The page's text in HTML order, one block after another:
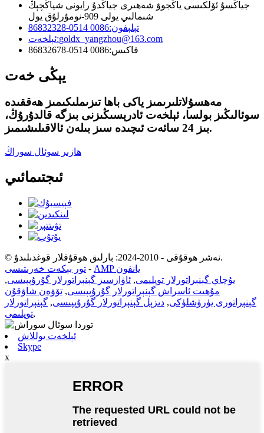
جياڭسۇ ئۆلكىسى ياڭجوۋ شەھىرى جياڭدۇ رايونى شياڭچېڭ
شىمالىي يولى 909-نومۇرلۇق يول
تېلېفون:0086 0514-86832328
ئېلخەت:goldx_yangzhou@163.com
فاكىس:0086 0514-86832678
يېڭى خەت
مەھسۇلاتلىرىمىز ياكى باھا تىزىملىكىمىز ھەققىدە
سوئالىڭىز بولسا، ئېلخەت ئادرېسىڭىزنى بىزگە قالدۇرۇڭ،
بىز 24 سائەت ئىچىدە سىز بىلەن ئالاقىلىشىمىز.
ھازىر سوئال سوراڭ
ئىجتىمائىي
© نەشر ھوقۇقى - 2010-2024: بارلىق ھوقۇقلار قوغدىلىدۇ.
تور بېكەت خەرىتىسى -
AMP يانفون
يۇچاي گېنېراتورلار توپلىمى, ئاۋازسىز گېنېراتورلار گۇرۇپپىسى,
مۇھىت ئاسراش گېنېراتورلار گۇرۇپپىسى, تۆۋەن شاۋقۇن
گېنېراتورى يۈرۈشلۈكى, دىزېل گېنېراتورلار گۇرۇپپىسى, گېنېراتورلار
توپلىمى,
ئېلخەت يوللاش
Skype
x